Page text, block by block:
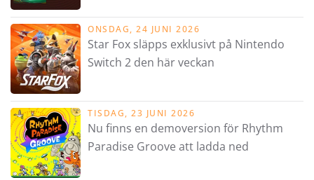
ONSDAG, 24 JUNI 2026
Star Fox släpps exklusivt på Nintendo
Switch 2 den här veckan
TISDAG, 23 JUNI 2026
Nu finns en demoversion för Rhythm
Paradise Groove att ladda ned